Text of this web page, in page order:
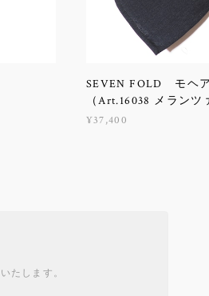
SEVEN FOLD モヘ
（Art.16038 メランツ
¥37,400
たします。